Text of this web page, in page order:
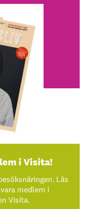
i Visita!
Läs
medlem i
Visita.